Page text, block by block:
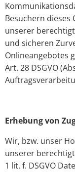
Besuchern dieses
unserer
und sicheren
Onlineangebotes
Art. 28 DSGVO
Erhebung von
Wir, bzw. unser
unserer
1 lit. f. DSGVO